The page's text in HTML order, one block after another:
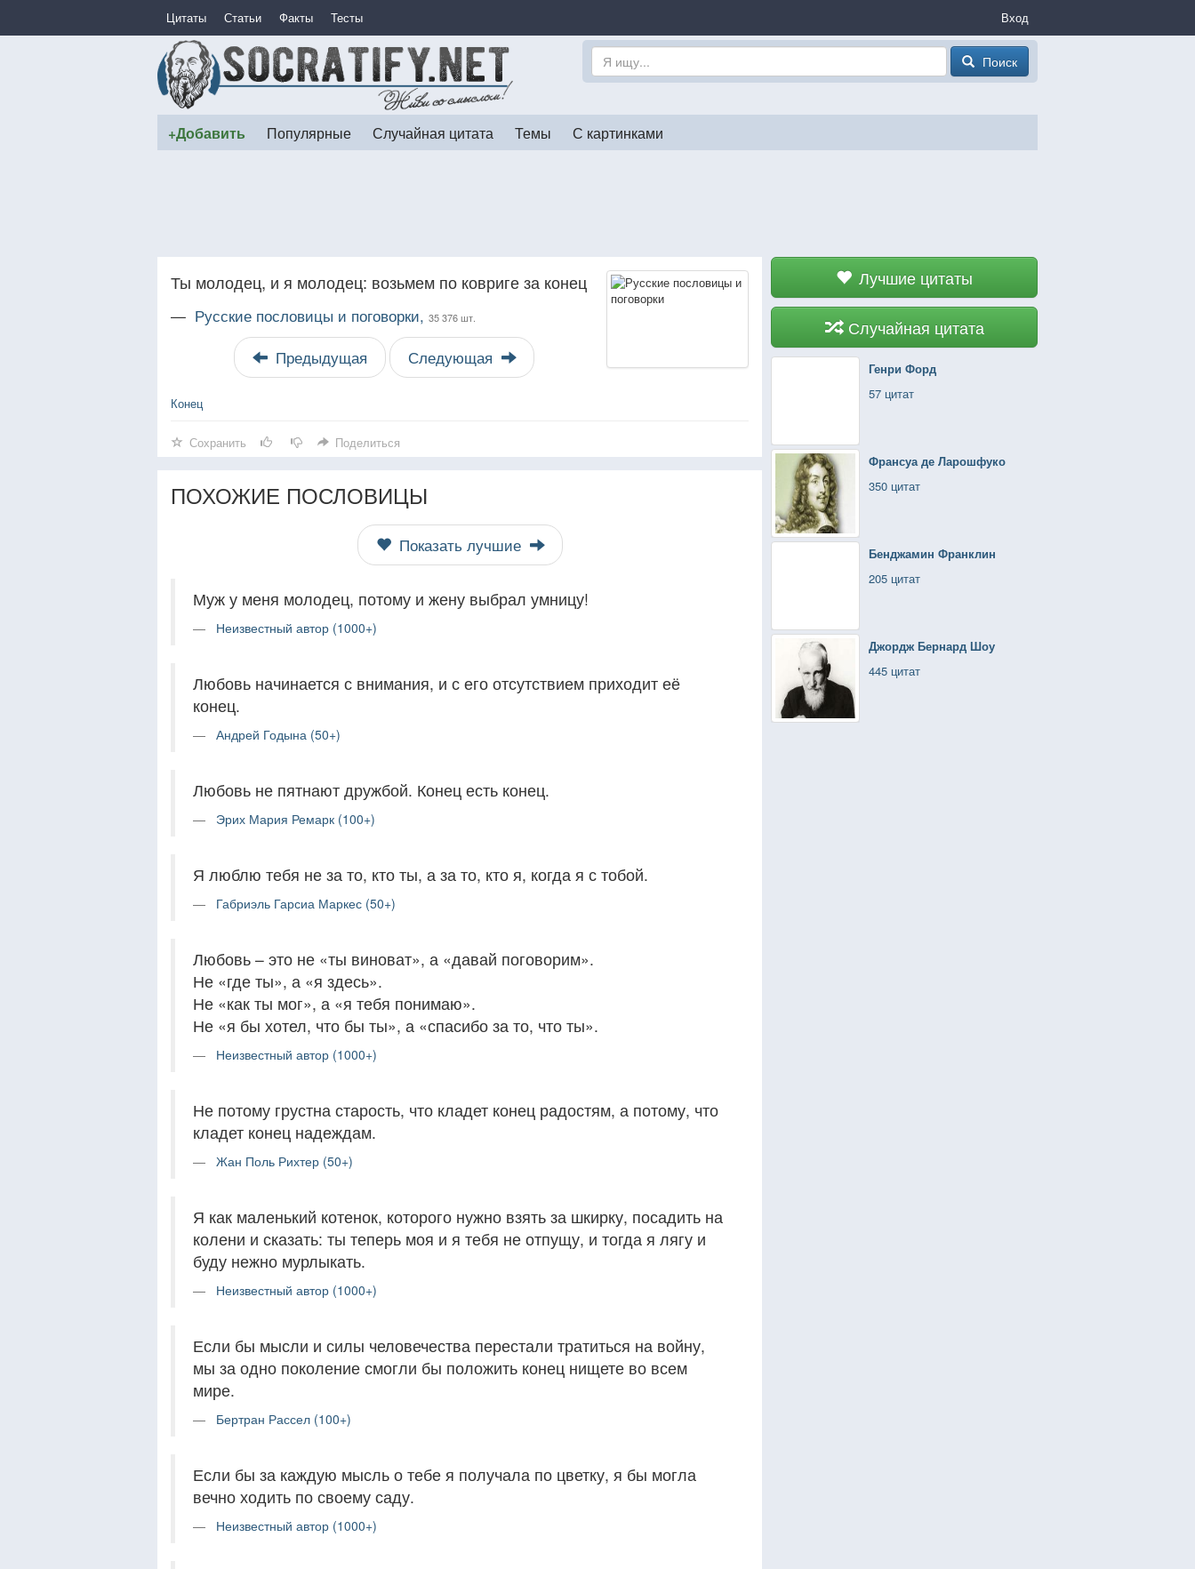
Цитаты Статьи Факты Тесты Вход
Поиск
+Добавить Популярные Случайная цитата Темы С картинками
Лучшие цитаты
Случайная цитата
Генри Форд
57 цитат
Франсуа де Ларошфуко
350 цитат
Бенджамин Франклин
205 цитат
Джордж Бернард Шоу
445 цитат
Ты молодец, и я молодец: возьмем по ковриге за конец
— Русские пословицы и поговорки, 35 376 шт.
Предыдущая Следующая
Конец
Сохранить Поделиться
ПОХОЖИЕ ПОСЛОВИЦЫ
Показать лучшие
Муж у меня молодец, потому и жену выбрал умницу!
Неизвестный автор (1000+)
Любовь начинается с внимания, и с его отсутствием приходит её
конец.
Андрей Годына (50+)
Любовь не пятнают дружбой. Конец есть конец.
Эрих Мария Ремарк (100+)
Я люблю тебя не за то, кто ты, а за то, кто я, когда я с тобой.
Габриэль Гарсиа Маркес (50+)
Любовь – это не «ты виноват», а «давай поговорим».
Не «где ты», а «я здесь».
Не «как ты мог», а «я тебя понимаю».
Не «я бы хотел, что бы ты», а «спасибо за то, что ты».
Неизвестный автор (1000+)
Не потому грустна старость, что кладет конец радостям, а потому, что
кладет конец надеждам.
Жан Поль Рихтер (50+)
Я как маленький котенок, которого нужно взять за шкирку, посадить на
колени и сказать: ты теперь моя и я тебя не отпущу, и тогда я лягу и
буду нежно мурлыкать.
Неизвестный автор (1000+)
Если бы мысли и силы человечества перестали тратиться на войну,
мы за одно поколение смогли бы положить конец нищете во всем
мире.
Бертран Рассел (100+)
Если бы за каждую мысль о тебе я получала по цветку, я бы могла
вечно ходить по своему саду.
Неизвестный автор (1000+)